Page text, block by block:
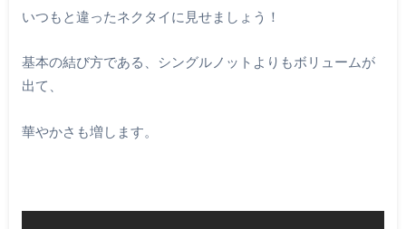
いつもと違ったネクタイに見せましょう！
基本の結び方である、シングルノットよりもボリュームが
出て、
華やかさも増します。